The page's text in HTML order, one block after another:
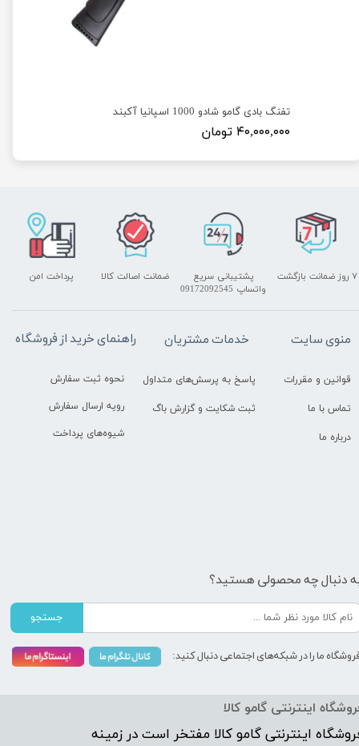
تفنگ بادی گامو شادو 1000 اسپانیا آکبند
۴۰,۰۰۰,۰۰۰ تومان
اینترنتی گامو کالا
اینترنتی گامو کالا مفتخر است در زمینه
پشتیبانی سریع
واتساپ 09172092545
پرداخت امن ۷ روز ضمانت بازگشت ضمانت اصالت کالا
راهنمای خرید از فروشگاه
نحوه ثبت سفارش
رویه ارسال سفارش
شیوه‌های پرداخت
خدمات مشتریان
پاسخ به پرسش‌های متداول
ثبت شکایت و گزارش باگ
منوی سایت
قوانین و مقررات
تماس با ما
درباره ما
دنبال چه محصولی هستید؟
جستجو
ما را در شبکه‌های اجتماعی دنبال کنید: